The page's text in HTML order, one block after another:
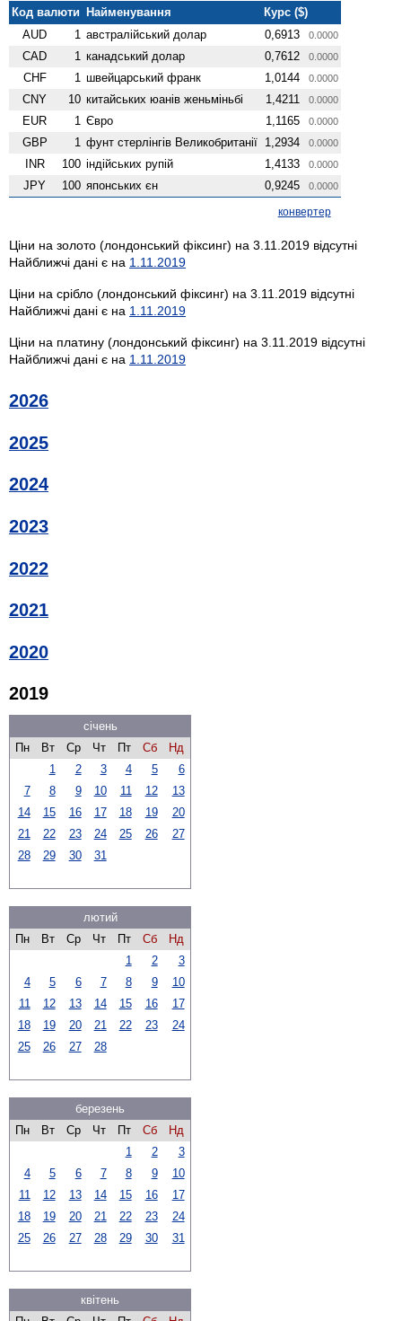
Код валюти Найменування
Курс ($)
AUD
1 австралійський долар 0,6913 0.0000
CAD 1 канадський долар 0,7612 0.0000
CHF 1 швейцарський франк 1,0144 0.0000
CNY 10 китайських юанів женьмiньбi 1,4211 0.0000
EUR 1 Євро 1,1165 0.0000
GBP 1 фунт стерлінгів Велико­британії 1,2934 0.0000
INR 100 індійських рупій 1,4133 0.0000
JPY 100 японських єн 0,9245 0.0000
конвертер
Ціни на золото (лондонський фіксинг) на 3.11.2019 відсутні
Найближчі дані є на 1.11.2019
Ціни на срібло (лондонський фіксинг) на 3.11.2019 відсутні
Найближчі дані є на 1.11.2019
Ціни на платину (лондонський фіксинг) на 3.11.2019 відсутні
Найближчі дані є на 1.11.2019
2026
2025
2024
2023
2022
2021
2020
2019
січень
Пн
Вт Ср Чт Пт Сб
Нд
1
2 3 4 5
6
7
8 9 10 11 12
13
14
15 16 17 18 19
20
21
22 23 24 25 26
27
28
29 30 31
лютий
Пн
Вт Ср Чт Пт Сб
Нд
1
2
3
4
5 6 7 8 9
10
11
12 13 14 15 16
17
18
19 20 21 22 23
24
25
26 27 28
березень
Пн
Вт Ср Чт Пт Сб
Нд
1
2
3
4
5 6 7 8 9
10
11
12 13 14 15 16
17
18
19 20 21 22 23
24
25
26 27 28 29 30 31
квітень